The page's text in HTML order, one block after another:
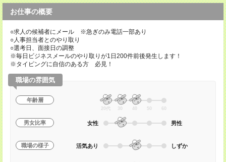
お仕事の概要
○求人の候補者にメール ※急ぎのみ電話一部あり
○人事担当者とのやり取り
○選考日、面接日の調整
※毎日ビジネスメールのやり取りが1日200件前後発生します！
※タイピングに自信のある方 必見！
職場の雰囲気
年齢層
20代 30 40 50 60
男女比率 女性 男性
職場の様子 活気あり しずか